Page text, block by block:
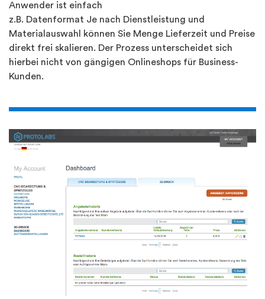
Anwender ist einfach
z.B. Datenformat Je nach Dienstleistung und
Materialauswahl können Sie Menge Lieferzeit und Preise
direkt frei skalieren. Der Prozess unterscheidet sich
hierbei nicht von gängigen Onlineshops für Business-
Kunden.